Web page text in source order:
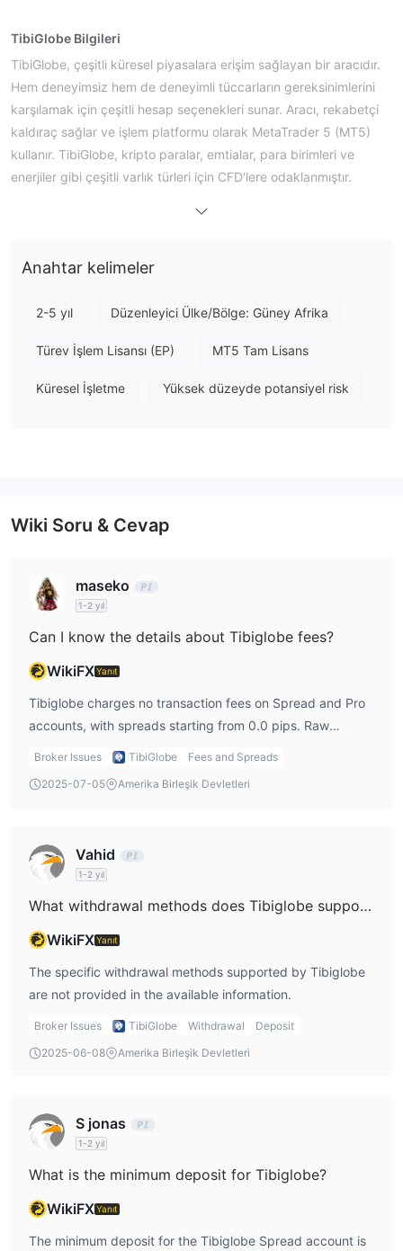
TibiGlobe Bilgileri
TibiGlobe, çeşitli küresel piyasalara erişim sağlayan bir aracıdır.
Hem deneyimsiz hem de deneyimli tüccarların gereksinimlerini
karşılamak için çeşitli hesap seçenekleri sunar. Aracı, rekabetçi
kaldıraç sağlar ve işlem platformu olarak MetaTrader 5 (MT5)
kullanır. TibiGlobe, kripto paralar, emtialar, para birimleri ve
enerjiler gibi çeşitli varlık türleri için CFD'lere odaklanmıştır.
TibiGlobe Güvenilir mi?
İşlem Platformu
Anahtar kelimeler
2-5 yıl Düzenleyici Ülke/Bölge: Güney Afrika
Türev İşlem Lisansı (EP) MT5 Tam Lisans
Küresel İşletme Yüksek düzeyde potansiyel risk
Wiki Soru & Cevap
maseko
1-2 yıl
Can I know the details about Tibiglobe fees?
WikiFXYanıt
Tibiglobe charges no transaction fees on Spread and Pro
accounts, with spreads starting from 0.0 pips. Raw
account charges $6 per lot per side and VIP charges $3
Broker Issues TibiGlobe
Fees and Spreads
2025-07-05
Amerika Birleşik Devletleri
Vahid
1-2 yıl
What withdrawal methods does Tibiglobe support?
WikiFXYanıt
The specific withdrawal methods supported by Tibiglobe
are not provided in the available information.
Broker Issues TibiGlobe Withdrawal
Deposit
2025-06-08
Amerika Birleşik Devletleri
S jonas
1-2 yıl
What is the minimum deposit for Tibiglobe?
WikiFXYanıt
The minimum deposit for the Tibiglobe Spread account is